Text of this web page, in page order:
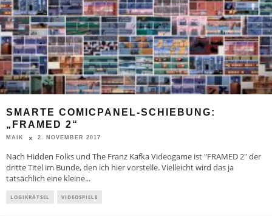
SMARTE COMICPANEL-SCHIEBUNG:
„FRAMED 2“
MAIK 2. NOVEMBER 2017
Nach Hidden Folks und The Franz Kafka Videogame ist "FRAMED 2" der
dritte Titel im Bunde, den ich hier vorstelle. Vielleicht wird das ja
tatsächlich eine kleine...
LOGIKRÄTSEL VIDEOSPIELE